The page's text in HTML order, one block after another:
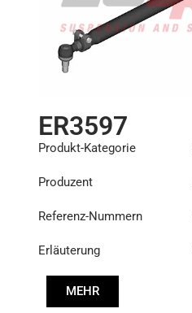
ER3597
Produkt-Kategorie
Produzent
Referenz-Nummern
Erläuterung
MEHR